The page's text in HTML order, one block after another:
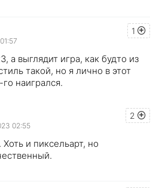
1
а выглядит игра, как будто из
такой, но я лично в этот
наигрался.
2
02:55
и пиксельарт, но